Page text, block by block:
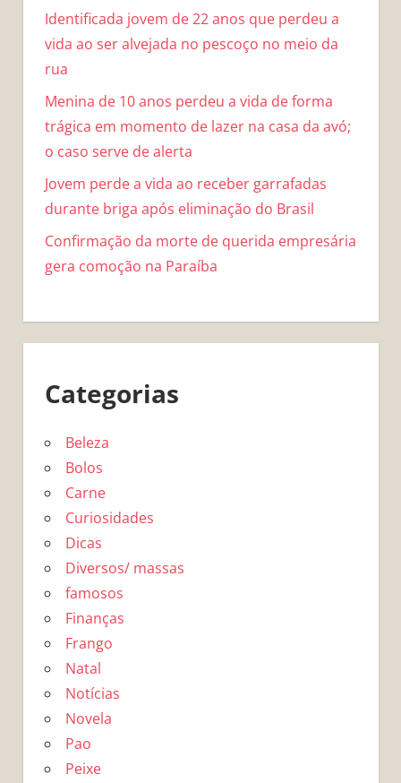
Identificada jovem de 22 anos que perdeu a
vida ao ser alvejada no pescoço no meio da
rua
Menina de 10 anos perdeu a vida de forma
trágica em momento de lazer na casa da avó;
o caso serve de alerta
Jovem perde a vida ao receber garrafadas
durante briga após eliminação do Brasil
Confirmação da morte de querida empresária
gera comoção na Paraíba
Categorias
Beleza
Bolos
Carne
Curiosidades
Dicas
Diversos/ massas
famosos
Finanças
Frango
Natal
Notícias
Novela
Pao
Peixe